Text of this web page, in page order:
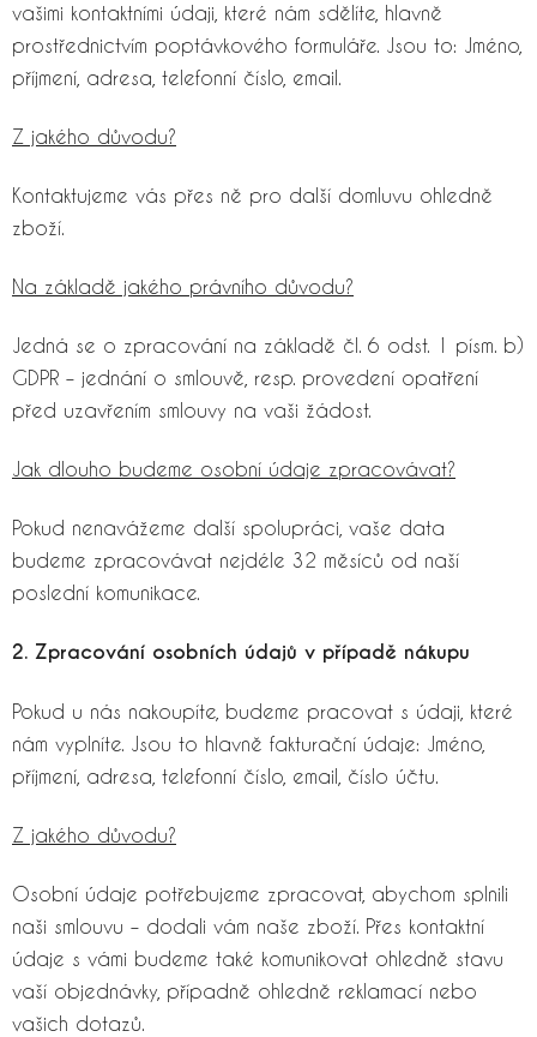
vašimi kontaktními údaji, které nám sdělíte, hlavně
prostřednictvím poptávkového formuláře. Jsou to: Jméno,
příjmení, adresa, telefonní číslo, email.
Z jakého důvodu?
Kontaktujeme vás přes ně pro další domluvu ohledně
zboží.
Na základě jakého právního důvodu?
Jedná se o zpracování na základě čl. 6 odst. 1 písm. b)
GDPR – jednání o smlouvě, resp. provedení opatření
před uzavřením smlouvy na vaši žádost.
Jak dlouho budeme osobní údaje zpracovávat?
Pokud nenavážeme další spolupráci, vaše data
budeme zpracovávat nejdéle 32 měsíců od naší
poslední komunikace.
2. Zpracování osobních údajů v případě nákupu
Pokud u nás nakoupíte, budeme pracovat s údaji, které
nám vyplníte. Jsou to hlavně fakturační údaje: Jméno,
příjmení, adresa, telefonní číslo, email, číslo účtu.
Z jakého důvodu?
Osobní údaje potřebujeme zpracovat, abychom splnili
naši smlouvu – dodali vám naše zboží. Přes kontaktní
údaje s vámi budeme také komunikovat ohledně stavu
vaší objednávky, případně ohledně reklamací nebo
vašich dotazů.